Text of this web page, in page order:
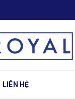
LIÊN HỆ